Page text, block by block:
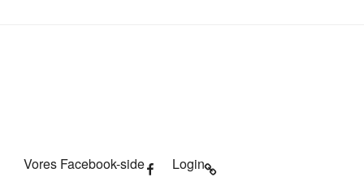
Vores Facebook-side Login